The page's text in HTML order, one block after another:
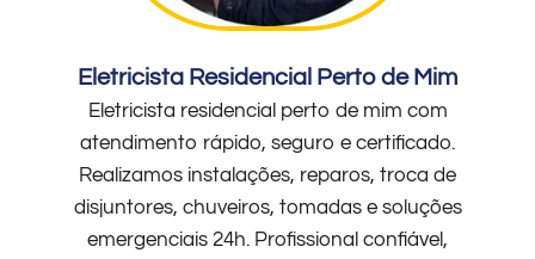
Eletricista Residencial Perto de Mim
Eletricista residencial perto de mim com
atendimento rápido, seguro e certificado.
Realizamos instalações, reparos, troca de
disjuntores, chuveiros, tomadas e soluções
emergenciais 24h. Profissional confiável,